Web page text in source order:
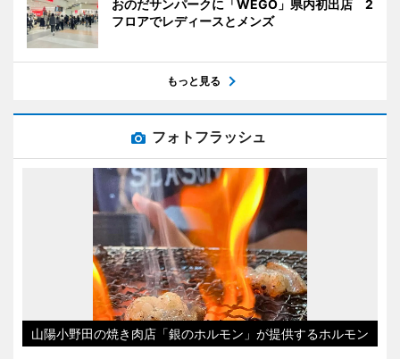
おのだサンパークに「WEGO」県内初出店 2
フロアでレディースとメンズ
もっと見る
フォトフラッシュ
山陽小野田の焼き肉店「銀のホルモン」が提供するホルモン